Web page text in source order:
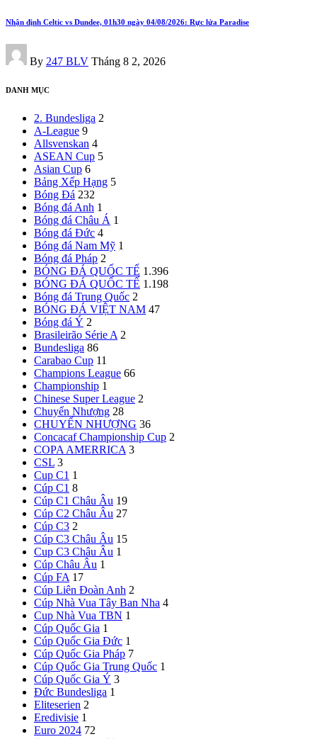
Nhận định Celtic vs Dundee, 01h30 ngày 04/08/2026: Rực lửa Paradise
Posted
by
By 247 BLV Tháng 8 2, 2026
DANH MỤC
2. Bundesliga 2
A-League 9
Allsvenskan 4
ASEAN Cup 5
Asian Cup 6
Bảng Xếp Hạng 5
Bóng Đá 232
Bóng đá Anh 1
Bóng đá Châu Á 1
Bóng đá Đức 4
Bóng đá Nam Mỹ 1
Bóng đá Pháp 2
BÓNG ĐÁ QUỐC TẾ 1.396
BÓNG ĐÁ QUỐC TẾ 1.198
Bóng đá Trung Quốc 2
BÓNG ĐÁ VIỆT NAM 47
Bóng đá Ý 2
Brasileirão Série A 2
Bundesliga 86
Carabao Cup 11
Champions League 66
Championship 1
Chinese Super League 2
Chuyển Nhượng 28
CHUYỂN NHƯỢNG 36
Concacaf Championship Cup 2
COPA AMERRICA 3
CSL 3
Cup C1 1
Cúp C1 8
Cúp C1 Châu Âu 19
Cúp C2 Châu Âu 27
Cúp C3 2
Cúp C3 Châu Âu 15
Cup C3 Châu Âu 1
Cúp Châu Âu 1
Cúp FA 17
Cúp Liên Đoàn Anh 2
Cúp Nhà Vua Tây Ban Nha 4
Cup Nhà Vua TBN 1
Cúp Quốc Gia 1
Cúp Quốc Gia Đức 1
Cúp Quốc Gia Pháp 7
Cúp Quốc Gia Trung Quốc 1
Cúp Quốc Gia Ý 3
Đức Bundesliga 1
Eliteserien 2
Eredivisie 1
Euro 2024 72